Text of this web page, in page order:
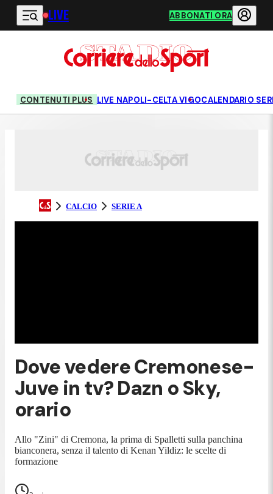
Vai al contenuto principale
LIVE ABBONATI ORA
CONTENUTI PLUS LIVE NAPOLI-CELTA VIGOCALENDARIO
CALCIO SERIE A
Dove vedere Cremonese-
Juve in tv? Dazn o Sky,
orario
Allo "Zini" di Cremona, la prima di Spalletti sulla panchina
bianconera, senza il talento di Kenan Yildiz: le scelte di
formazione